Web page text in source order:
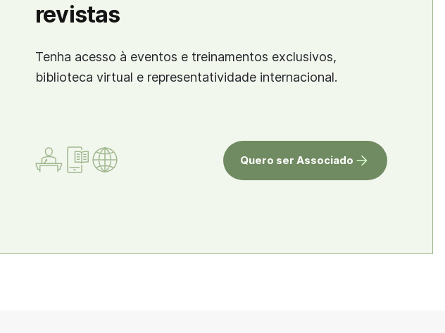
revistas
Tenha acesso à eventos e treinamentos exclusivos,
biblioteca virtual e representatividade internacional.
Quero ser Associado